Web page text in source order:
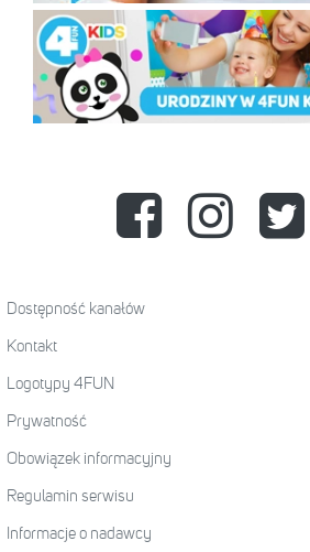
Dostępność kanałów
Kontakt
Logotypy 4FUN
Prywatność
Obowiązek informacyjny
Regulamin serwisu
Informacje o nadawcy